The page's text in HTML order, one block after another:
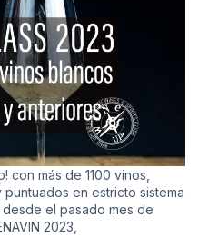
con más de 1100 vinos,
en estricto sistema
el pasado mes de
2023